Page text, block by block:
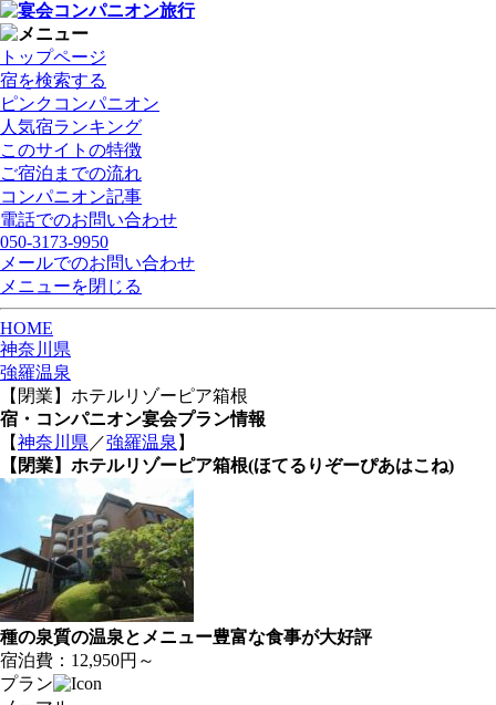
トップページ
宿を検索する
ピンクコンパニオン
人気宿ランキング
このサイトの特徴
ご宿泊までの流れ
コンパニオン記事
電話でのお問い合わせ
050-3173-9950
メールでのお問い合わせ
メニューを閉じる
HOME
神奈川県
強羅温泉
【閉業】ホテルリゾーピア箱根
宿・コンパニオン宴会プラン情報
【神奈川県 ／強羅温泉 】
【閉業】ホテルリゾーピア箱根(ほてるりぞーぴあはこね)
種の泉質の温泉とメニュー豊富な食事が大好評
宿泊費： 12,950円～
プラン